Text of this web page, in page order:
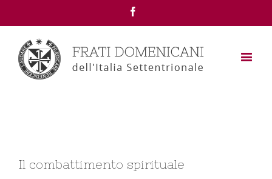
Larger
Il combattimento spirituale